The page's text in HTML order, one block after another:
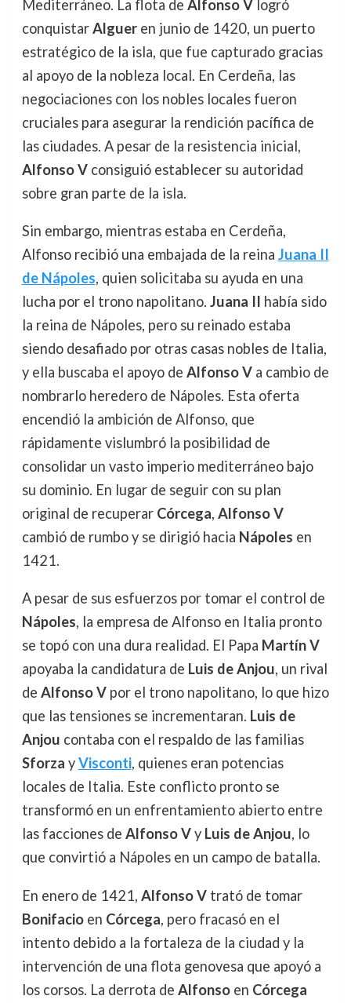
Mediterráneo. La flota de Alfonso Vlogró
conquistarAlgueren junio de 1420, un puerto
estratégico de la isla, que fue capturado gracias
al apoyo de la nobleza local. En Cerdeña, las
negociaciones con los nobles locales fueron
cruciales para asegurar la rendición pacífica de
las ciudades. A pesar de la resistencia inicial,
Alfonso Vconsiguió establecer su autoridad
sobre gran parte de la isla.
Sin embargo, mientras estaba en Cerdeña,
Alfonso recibió una embajada de la reina Juana II
de Nápoles, quien solicitaba su ayuda en una
lucha por el trono napolitano. Juana II había sido
la reina de Nápoles, pero su reinado estaba
siendo desafiado por otras casas nobles de Italia,
y ella buscaba el apoyo de Alfonso Va cambio de
nombrarlo heredero de Nápoles. Esta oferta
encendió la ambición de Alfonso, que
rápidamente vislumbró la posibilidad de
consolidar un vasto imperio mediterráneo bajo
su dominio. En lugar de seguir con su plan
original de recuperar Córcega, Alfonso V
cambió de rumbo y se dirigió hacia Nápoles en
1421.
A pesar de sus esfuerzos por tomar el control de
Nápoles, la empresa de Alfonso en Italia pronto
se topó con una dura realidad. El Papa Martín V
apoyaba la candidatura de Luis de Anjou, un rival
de Alfonso Vpor el trono napolitano, lo que hizo
que las tensiones se incrementaran. Luis de
Anjou contaba con el respaldo de las familias
Sforza yVisconti, quienes eran potencias
locales de Italia. Este conflicto pronto se
transformó en un enfrentamiento abierto entre
las facciones de Alfonso Vy Luis de Anjou, lo
que convirtió a Nápoles en un campo de batalla.
En enero de 1421, Alfonso Vtrató de tomar
Bonifacioen Córcega, pero fracasó en el
intento debido a la fortaleza de la ciudad y la
intervención de una flota genovesa que apoyó a
los corsos. La derrota de Alfonsoen Córcega